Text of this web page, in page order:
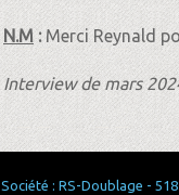
N.M:Merci Reynald
Interview de mars
Société : RS-Doublage -